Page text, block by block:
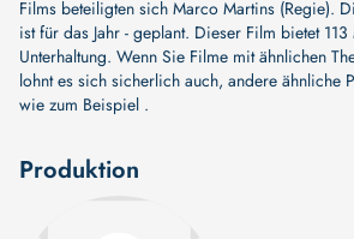
Films beteiligten sich Marco Martins (Regie).
ist für das Jahr - geplant. Dieser Film bietet
Unterhaltung. Wenn Sie Filme mit ähnlichen
lohnt es sich sicherlich auch, andere ähnliche
wie zum Beispiel .
Produktion